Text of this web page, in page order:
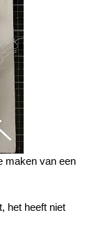
maken van een
het heeft niet